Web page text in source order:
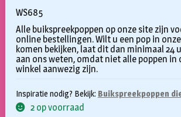
WS685
Alle buikspreekpoppen op onze site zijn
online bestellingen. Wilt u een pop in
komen bekijken, laat dit dan minimaal 24
aan ons weten, omdat niet alle poppen in
winkel aanwezig zijn.
Inspiratie nodig? Bekijk: Buikspreekpoppen
2 op voorraad